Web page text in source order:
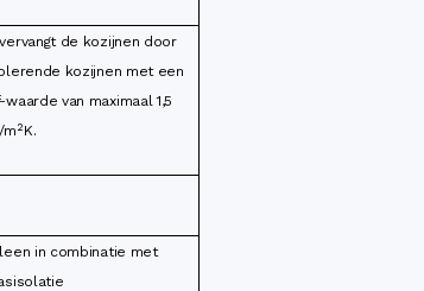
de kozijnen door
kozijnen met een
waarde van maximaal 1,5
m2 K.
in combinatie met